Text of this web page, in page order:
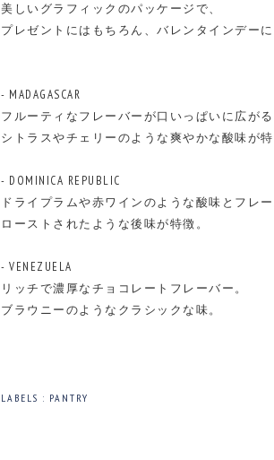
美しいグラフィックのパッケージで、
プレゼントにはもちろん、バレンタインデーに
- MADAGASCAR
フルーティなフレーバーが口いっぱいに広がる
シトラスやチェリーのような爽やかな酸味が特
- DOMINICA REPUBLIC
ドライプラムや赤ワインのような酸味とフレー
ローストされたような後味が特徴。
- VENEZUELA
リッチで濃厚なチョコレートフレーバー。
ブラウニーのようなクラシックな味。
LABELS : PANTRY